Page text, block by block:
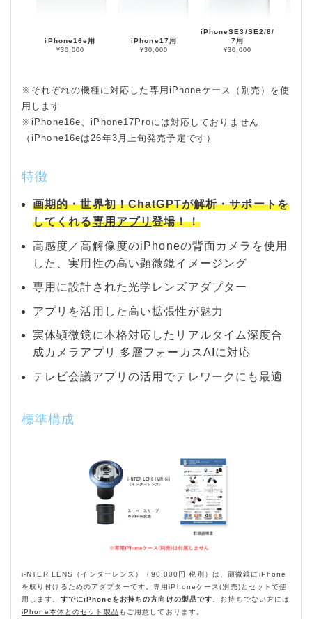
iPhone16e用
¥30,000
iPhone17用
¥30,000
iPhoneSE3/SE2/8/
7用
¥30,000
※それぞれの機種に対応した専用iPhoneケース（別売）を使
用します
※iPhone16e、iPhone17Proには対応しておりません
（iPhone16eは26年3月上旬発売予定です）
特徴
画期的・世界初！ChatGPTが解析・サポートを
してくれる専用アプリ登場！！
高感度／高解像度のiPhoneの背面カメラを使用
した、実用性の高い顕微鏡イメージング
専用に設計された光学レンズアダプター
アプリを活用した高い拡張性が魅力
実体顕微鏡に本格対応したリアルタイム深度合
成カメラアプリ
多層フォーカスAI に対応
テレビ会議アプリの活用でテレワークにも最適
標準構成
i-NTER LENS（インターレンズ）（90,000円 税別）は、顕微鏡にiPhone
を取り付けるためのアダプターです。専用iPhoneケース(別売)とセットで使
用します。 すでにiPhoneをお持ちの方向けの製品です
。お持ちでない方には
iPhone本体とのセット製品 もご用意しております。